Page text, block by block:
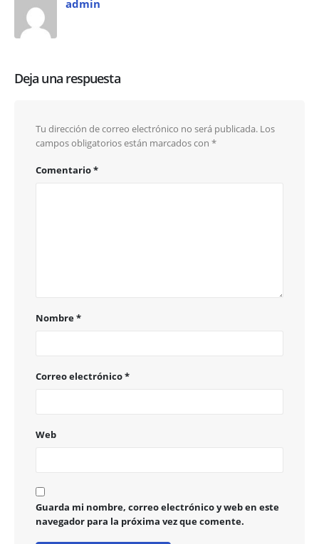
admin
Deja una respuesta
Tu dirección de correo electrónico no será publicada. Los
campos obligatorios están marcados con *
Comentario*
Nombre*
Correo electrónico*
Web
Guarda mi nombre, correo electrónico y web en este
navegador para la próxima vez que comente.